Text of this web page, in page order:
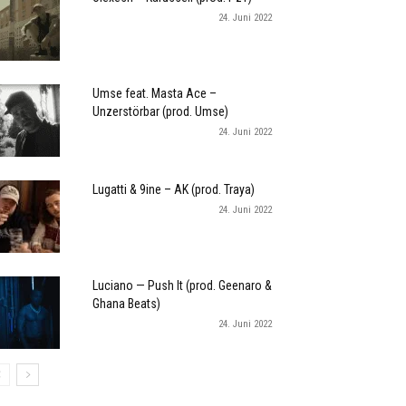
24. Juni 2022
Umse feat. Masta Ace –
Unzerstörbar (prod. Umse)
24. Juni 2022
Lugatti & 9ine – AK (prod. Traya)
24. Juni 2022
Luciano — Push It (prod. Geenaro &
Ghana Beats)
24. Juni 2022